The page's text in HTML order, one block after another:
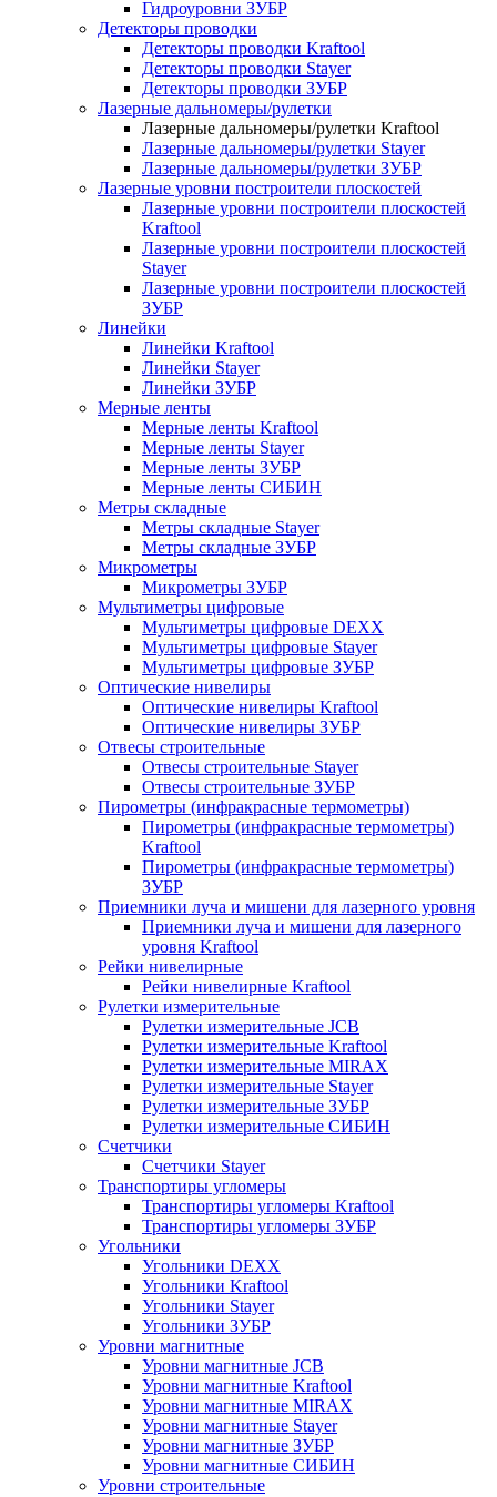
Гидроуровни ЗУБР
Детекторы проводки
Детекторы проводки Kraftool
Детекторы проводки Stayer
Детекторы проводки ЗУБР
Лазерные дальномеры/рулетки
Лазерные дальномеры/рулетки Kraftool
Лазерные дальномеры/рулетки Stayer
Лазерные дальномеры/рулетки ЗУБР
Лазерные уровни построители плоскостей
Лазерные уровни построители плоскостей
Kraftool
Лазерные уровни построители плоскостей
Stayer
Лазерные уровни построители плоскостей
ЗУБР
Линейки
Линейки Kraftool
Линейки Stayer
Линейки ЗУБР
Мерные ленты
Мерные ленты Kraftool
Мерные ленты Stayer
Мерные ленты ЗУБР
Мерные ленты СИБИН
Метры складные
Метры складные Stayer
Метры складные ЗУБР
Микрометры
Микрометры ЗУБР
Мультиметры цифровые
Мультиметры цифровые DEXX
Мультиметры цифровые Stayer
Мультиметры цифровые ЗУБР
Оптические нивелиры
Оптические нивелиры Kraftool
Оптические нивелиры ЗУБР
Отвесы строительные
Отвесы строительные Stayer
Отвесы строительные ЗУБР
Пирометры (инфракрасные термометры)
Пирометры (инфракрасные термометры)
Kraftool
Пирометры (инфракрасные термометры)
ЗУБР
Приемники луча и мишени для лазерного уровня
Приемники луча и мишени для лазерного
уровня Kraftool
Рейки нивелирные
Рейки нивелирные Kraftool
Рулетки измерительные
Рулетки измерительные JCB
Рулетки измерительные Kraftool
Рулетки измерительные MIRAX
Рулетки измерительные Stayer
Рулетки измерительные ЗУБР
Рулетки измерительные СИБИН
Счетчики
Счетчики Stayer
Транспортиры угломеры
Транспортиры угломеры Kraftool
Транспортиры угломеры ЗУБР
Угольники
Угольники DEXX
Угольники Kraftool
Угольники Stayer
Угольники ЗУБР
Уровни магнитные
Уровни магнитные JCB
Уровни магнитные Kraftool
Уровни магнитные MIRAX
Уровни магнитные Stayer
Уровни магнитные ЗУБР
Уровни магнитные СИБИН
Уровни строительные